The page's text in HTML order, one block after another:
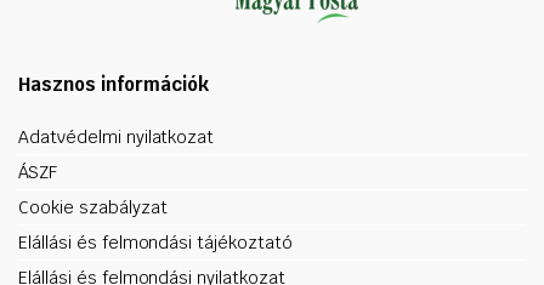
Hasznos információk
Adatvédelmi nyilatkozat
ÁSZF
Cookie szabályzat
Elállási és felmondási tájékoztató
Elállási és felmondási nyilatkozat